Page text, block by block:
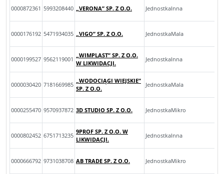
0000872361 5993208440 „VERONA” SP. Z O.O. JednostkaInna
0000176192 5471934035 „VIGO” SP. Z O.O. JednostkaMala
0000199527 9562119001
„WIMPLAST” SP. Z O.O.
W LIKWIDACJI.
JednostkaInna
0000030420 7181669985
„WODOCIĄGI WIEJSKIE”
SP. Z O.O.
JednostkaMala
0000255470 9570937872 3D STUDIO SP. Z O.O. JednostkaMikro
0000802452 6751713235
9PROF SP. Z O.O. W
LIKWIDACJI.
JednostkaInna
0000666792 9731038708 AB TRADE SP. Z O.O. JednostkaMikro